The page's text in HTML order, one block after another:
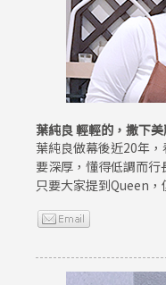
葉純良 輕輕的，撒下
葉純良做幕後近20年
要深厚，懂得低調而行
只要大家提到Queen，